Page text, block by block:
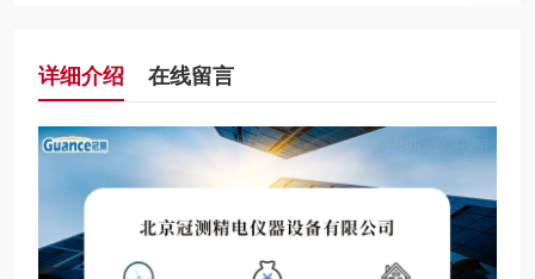
详细介绍 在线留言